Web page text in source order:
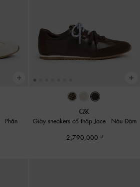
Phấn
Giày sneakers cổ thấp Jace
Nâu Đậm
2,790,000